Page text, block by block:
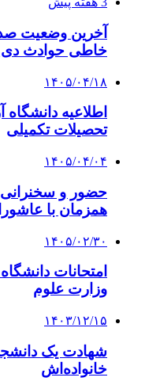
آخرین وضعیت
خاطی حوادث دی
۱۴۰۵/۰۴/۱۸
اطلاعیه دانشگاه
تحصیلات تکمیلی
۱۴۰۵/۰۴/۰۴
حضور و سخنرانی
همزمان با
۱۴۰۵/۰۲/۳۰
امتحانات
وزارت علوم
۱۴۰۳/۱۲/۱۵
شهادت یک
خانواده‌اش